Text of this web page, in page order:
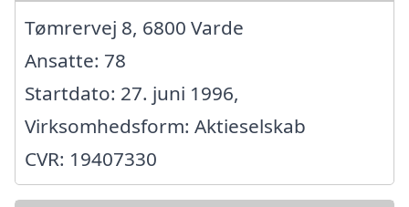
Tømrervej 8, 6800 Varde
Ansatte: 78
Startdato: 27. juni 1996,
Virksomhedsform: Aktieselskab
CVR: 19407330